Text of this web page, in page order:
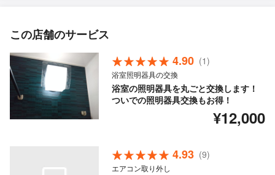
この店舗のサービス
4.90 (1)
浴室照明器具の交換
浴室の照明器具を丸ごと交換します！
ついでの照明器具交換もお得！
¥12,000
4.93 (9)
エアコン取り外し